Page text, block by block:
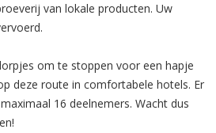
van lokale producten. Uw
om te stoppen voor een hapje
deze route in comfortabele hotels. Er
16 deelnemers. Wacht dus